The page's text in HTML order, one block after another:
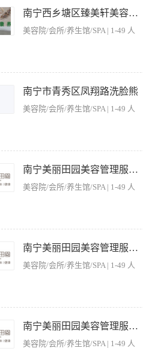
经验； 2、沟通理解能力强、手法娴熟，
（就近安排）： 南宁市青秀区：桂雅路
南宁西乡塘区臻美轩美容养生馆
美容院/会所/养生馆/SPA | 1-49 人
的方法，以身作则，执行服务承诺 4、定
，维护良好的纪律。 6、督导日常工作，
工，以提高服务素质。 职位要求： 1、
南宁市青秀区凤翔路洗脸熊
美容院/会所/养生馆/SPA | 1-49 人
++ 4、负责保管美容及按摩工具，对工
。 职位要求： 1、皮肤好，仪表大方，
识强，工作耐心细致； 4、吃苦耐劳，爱
南宁美丽田园美容管理服务有限公司
美容院/会所/养生馆/SPA | 1-49 人
任个人的优异表现。主任所管理的店面
要求： 1、具有5年以上美容行业工作经历
具有企业经理职位经验者优先考虑； 工作
承担交通费、住宿费； 2、舒适的工作环
入职购买五险、带薪年假、节日福利、员
南宁美丽田园美容管理服务有限公司
美容院/会所/养生馆/SPA | 1-49 人
务水平 职位要求： 1、职校、高中、中专
； 4、具有良好的手部条件：手部皮肤细
业，有相关工作经验优先； 7、具有良好
南宁美丽田园美容管理服务有限公司
美容院/会所/养生馆/SPA | 1-49 人